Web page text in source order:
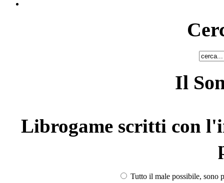
Il
Librogame scritti con
Tutto il male possibile, sono